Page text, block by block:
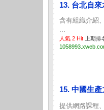
13. 台北自
含有組織介紹
...
人氣 2 Hit 上期
15. 中國生
提供網路課程